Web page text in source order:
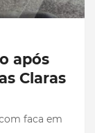
após
Claras
faca em